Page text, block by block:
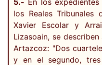
5.- En los
los Reales
Xavier Escolar y
Lizasoain, se
Artazcoz: "Dos
y en el segundo,